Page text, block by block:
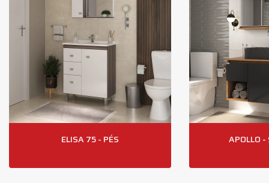
ELISA 75 - PÉS APOLLO -